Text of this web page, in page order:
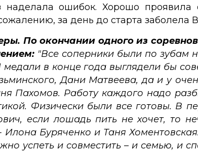
наделала ошибок. Хорошо
за день до старта заболела
По окончании одного из
"Все соперники были по зубам
медали в конце года выглядели бы
Дани Матвеева, да и у
Пахомов. Работу каждого надо
Физически были все готовы. В
если лошадь пить не хочет, то
Буряченко и Таня
успеть и совместить – и семью, и